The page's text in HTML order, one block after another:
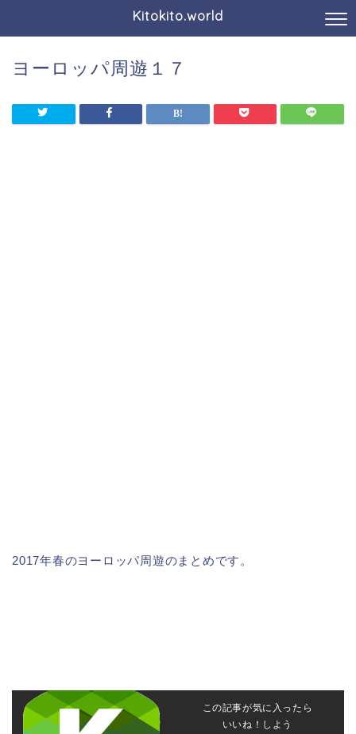
Kitokito.world
ヨーロッパ周遊１７
2017年春のヨーロッパ周遊のまとめです。
この記事が気に入ったら
いいね！しよう